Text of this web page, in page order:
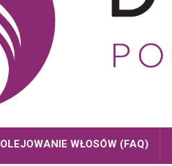
OLEJOWANIE WŁOSÓW (FAQ)